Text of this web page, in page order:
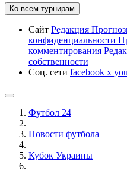
Ко всем турнирам
Сайт Редакция
конфиденциальности
комментирования
собственности
Соц. сети facebook x
Футбол 24
Новости футбола
Кубок Украины